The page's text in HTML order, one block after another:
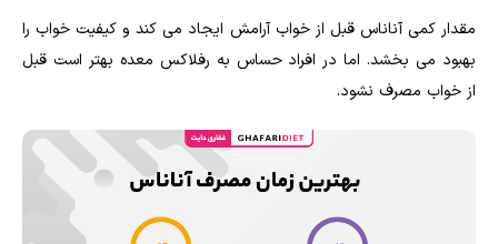
مقدار کمی آناناس قبل از خواب آرامش ایجاد می کند و کیفیت خواب را
بهبود می بخشد. اما در افراد حساس به رفلاکس معده بهتر است قبل
از خواب مصرف نشود.